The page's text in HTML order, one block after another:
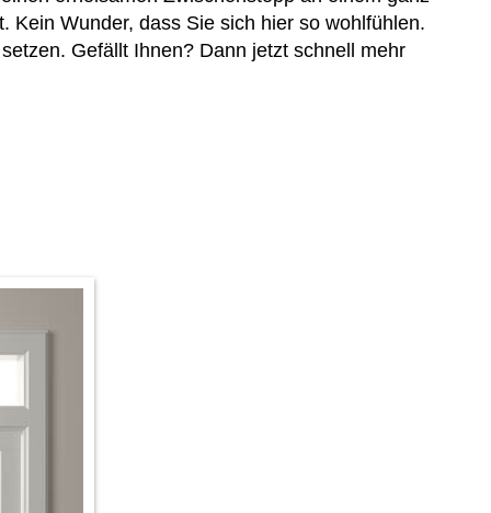
Kein Wunder, dass Sie sich hier so wohlfühlen.
Gefällt Ihnen? Dann jetzt schnell mehr